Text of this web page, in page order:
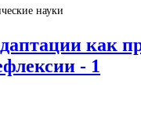
науки
как
- 1